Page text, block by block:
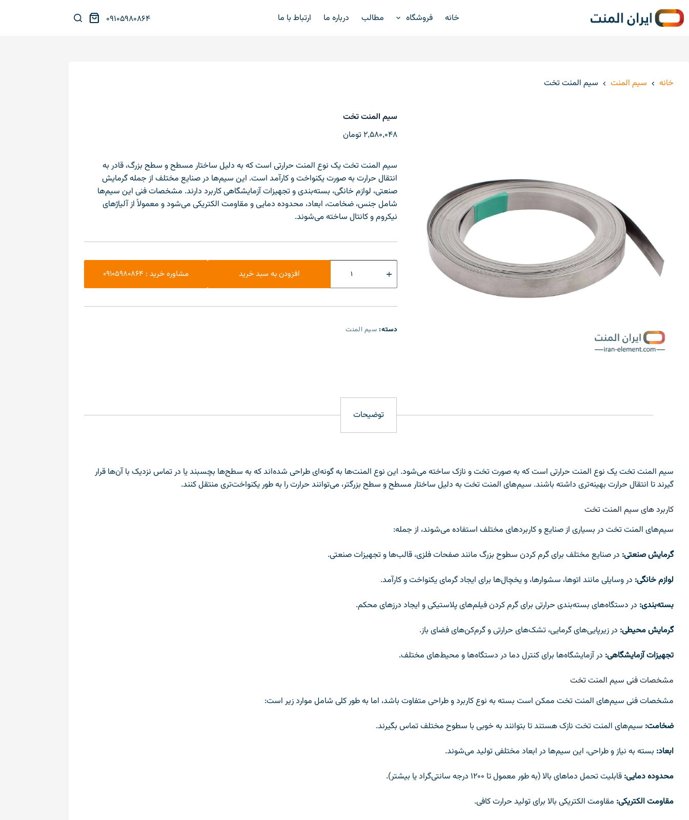
خانه فروشگاه مطالب درباره ما ارتباط با ما ۰۹۱۰۵۹۸۰۸۶۴
خانه سیم المنت سیم المنت تخت
سیم المنت تخت
2,580,048 تومان
سیم المنت تخت یک نوع المنت حرارتی است که به دلیل ساختار مسطح و سطح بزرگ، قادر به
انتقال حرارت به صورت یکنواخت و کارآمد است. این سیم‌ها در صنایع مختلف از جمله گرمایش
صنعتی، لوازم خانگی، بسته‌بندی و تجهیزات آزمایشگاهی کاربرد دارند. مشخصات فنی این سیم‌ها
شامل جنس، ضخامت، ابعاد، محدوده دمایی و مقاومت الکتریکی می‌شود و معمولاً از آلیاژهای
نیکروم و کانتال ساخته می‌شوند.
افزودن به سبد خرید مشاوره خرید : 09105980864
دسته: سیم المنت
توضیحات
سیم المنت تخت یک نوع المنت حرارتی است که به صورت تخت و نازک ساخته می‌شود. این نوع المنت‌ها به گونه‌ای طراحی شده‌اند که به سطح‌ها بچسبند یا در تماس نزدیک با آن‌ها قرار
گیرند تا انتقال حرارت بهینه‌تری داشته باشند. سیم‌های المنت تخت به دلیل ساختار مسطح و سطح بزرگتر، می‌توانند حرارت را به طور یکنواخت‌تری منتقل کنند.
کاربرد های سیم المنت تخت
سیم‌های المنت تخت در بسیاری از صنایع و کاربردهای مختلف استفاده می‌شوند، از جمله:
گرمایش صنعتی: در صنایع مختلف برای گرم کردن سطوح بزرگ مانند صفحات فلزی، قالب‌ها و تجهیزات صنعتی.
لوازم خانگی: در وسایلی مانند اتوها، سشوارها، و یخچال‌ها برای ایجاد گرمای یکنواخت و کارآمد.
بسته‌بندی: در دستگاه‌های بسته‌بندی حرارتی برای گرم کردن فیلم‌های پلاستیکی و ایجاد درزهای محکم.
گرمایش محیطی: در زیرپایی‌های گرمایی، تشک‌های حرارتی و گرم‌کن‌های فضای باز.
تجهیزات آزمایشگاهی: در آزمایشگاه‌ها برای کنترل دما در دستگاه‌ها و محیط‌های مختلف.
مشخصات فنی سیم المنت تخت
مشخصات فنی سیم‌های المنت تخت ممکن است بسته به نوع کاربرد و طراحی متفاوت باشد، اما به طور کلی شامل موارد زیر است:
ضخامت: سیم‌های المنت تخت نازک هستند تا بتوانند به خوبی با سطوح مختلف تماس بگیرند.
ابعاد: بسته به نیاز و طراحی، این سیم‌ها در ابعاد مختلفی تولید می‌شوند.
محدوده دمایی: قابلیت تحمل دماهای بالا (به طور معمول تا ۱۲۰۰ درجه سانتی‌گراد یا بیشتر).
مقاومت الکتریکی: مقاومت الکتریکی بالا برای تولید حرارت کافی.